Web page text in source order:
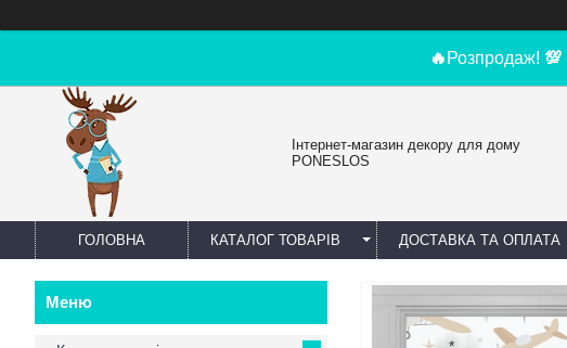
🔥 Розпродаж! 💯
Інтернет-магазин декору для дому
PONESLOS
ГОЛОВНА КАТАЛОГ ТОВАРІВ ДОСТАВКА ТА ОПЛАТА